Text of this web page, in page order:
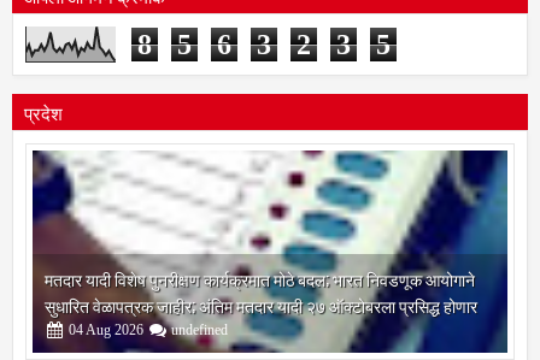
आपला आगमन क्रमांक
8 5 6 3 2 3 5
प्रदेश
मतदार यादी विशेष पुनरीक्षण कार्यक्रमात मोठे बदल; भारत निवडणूक आयोगाने
सुधारित वेळापत्रक जाहीर; अंतिम मतदार यादी २७ ऑक्टोबरला प्रसिद्ध होणार
04Aug 2026 undefined